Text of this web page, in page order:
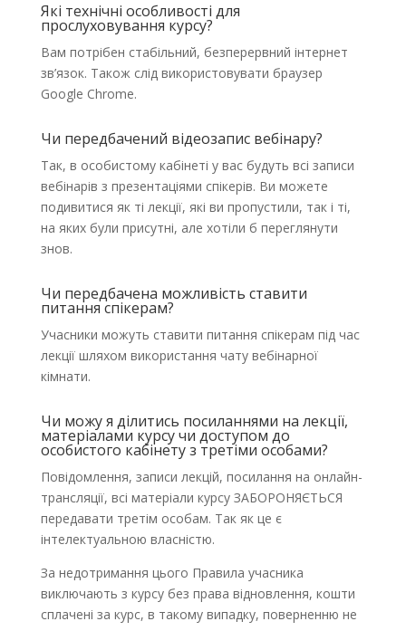
Які технічні особливості для
прослуховування курсу?
Вам потрібен стабільний, безперервний інтернет
зв’язок. Також слід використовувати браузер
Google Chrome.
Чи передбачений відеозапис вебінару?
Так, в особистому кабінеті у вас будуть всі записи
вебінарів з презентаціями спікерів. Ви можете
подивитися як ті лекції, які ви пропустили, так і ті,
на яких були присутні, але хотіли б переглянути
знов.
Чи передбачена можливість ставити
питання спікерам?
Учасники можуть ставити питання спікерам під час
лекції шляхом використання чату вебінарної
кімнати.
Чи можу я ділитись посиланнями на лекції,
матеріалами курсу чи доступом до
особистого кабінету з третіми особами?
Повідомлення, записи лекцій, посилання на онлайн-
трансляції, всі матеріали курсу ЗАБОРОНЯЄТЬСЯ
передавати третім особам. Так як це є
інтелектуальною власністю.
За недотримання цього Правила учасника
виключають з курсу без права відновлення, кошти
сплачені за курс, в такому випадку, поверненню не